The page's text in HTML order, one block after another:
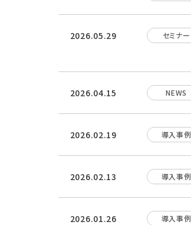
2026.05.29 セミナー
2026.04.15 NEWS
2026.02.19 導入事例
2026.02.13 導入事例
2026.01.26 導入事例